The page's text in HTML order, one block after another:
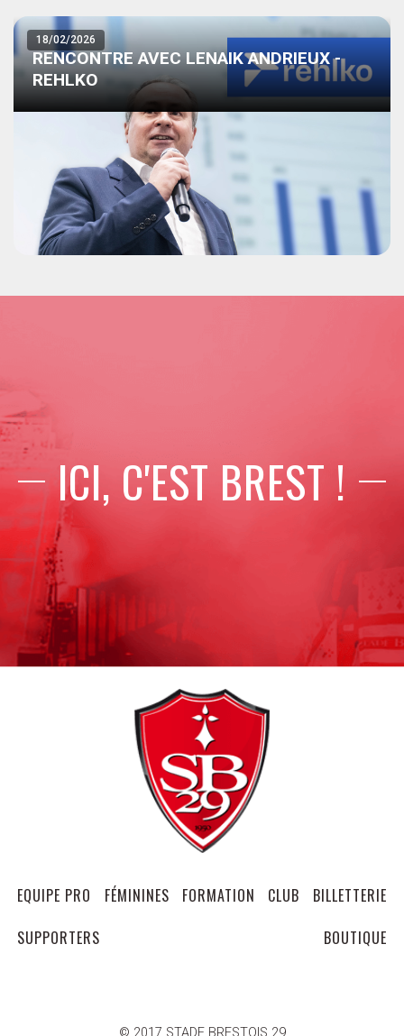
18/02/2026
RENCONTRE AVEC LENAIK ANDRIEUX -
REHLKO
ICI, C'EST BREST !
EQUIPE PRO FÉMININES FORMATION CLUB
BILLETTERIE
SUPPORTERS
BOUTIQUE